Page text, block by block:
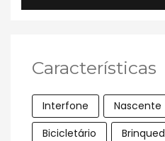
Características
Interfone Nascente
Bicicletário